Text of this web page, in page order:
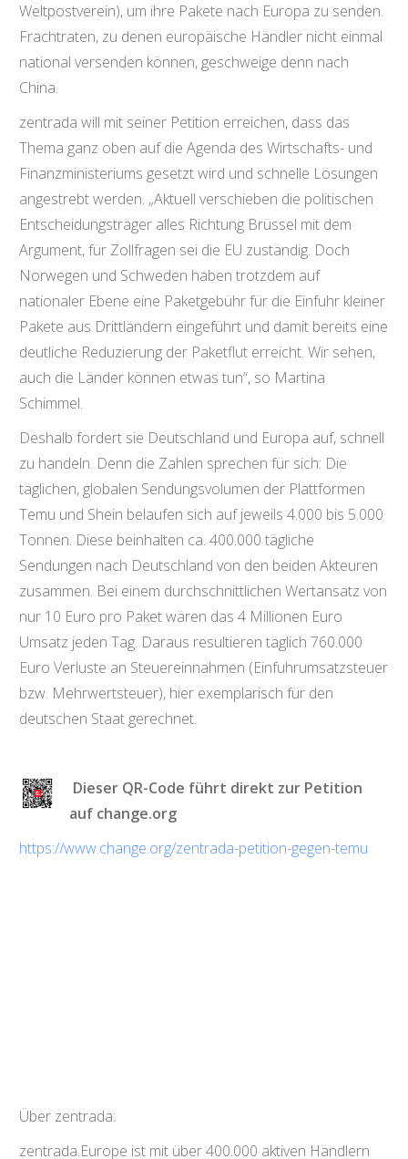
Weltpostverein), um ihre Pakete nach Europa zu senden.
Frachtraten, zu denen europäische Händler nicht einmal
national versenden können, geschweige denn nach
China.
zentrada will mit seiner Petition erreichen, dass das
Thema ganz oben auf die Agenda des Wirtschafts- und
Finanzministeriums gesetzt wird und schnelle Lösungen
angestrebt werden. „Aktuell verschieben die politischen
Entscheidungsträger alles Richtung Brüssel mit dem
Argument, für Zollfragen sei die EU zuständig. Doch
Norwegen und Schweden haben trotzdem auf
nationaler Ebene eine Paketgebühr für die Einfuhr kleiner
Pakete aus Drittländern eingeführt und damit bereits eine
deutliche Reduzierung der Paketflut erreicht. Wir sehen,
auch die Länder können etwas tun“, so Martina
Schimmel.
Deshalb fordert sie Deutschland und Europa auf, schnell
zu handeln. Denn die Zahlen sprechen für sich: Die
täglichen, globalen Sendungsvolumen der Plattformen
Temu und Shein belaufen sich auf jeweils 4.000 bis 5.000
Tonnen. Diese beinhalten ca. 400.000 tägliche
Sendungen nach Deutschland von den beiden Akteuren
zusammen. Bei einem durchschnittlichen Wertansatz von
nur 10 Euro pro Paket wären das 4 Millionen Euro
Umsatz jeden Tag. Daraus resultieren täglich 760.000
Euro Verluste an Steuereinnahmen (Einfuhrumsatzsteuer
bzw. Mehrwertsteuer), hier exemplarisch für den
deutschen Staat gerechnet.
Dieser QR-Code führt direkt zur Petition
auf change.org
https://www.change.org/zentrada-petition-gegen-temu
Über zentrada:
zentrada.Europe ist mit über 400.000 aktiven Händlern